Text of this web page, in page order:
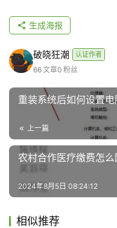
生成海报
破晓狂潮 认证作者
66文章0 粉丝
重装系统后如何设置
上一篇
农村合作医疗缴费怎
2024年8月5日 08:24:12
相似推荐